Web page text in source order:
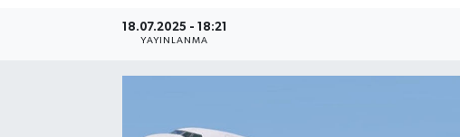
18.07.2025 - 18:21
YAYINLANMA